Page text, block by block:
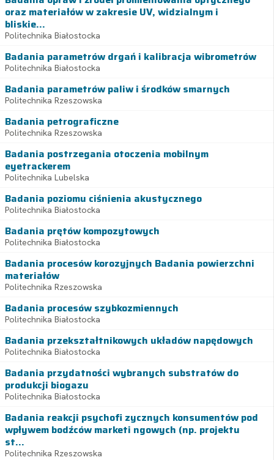
oraz materiałów w zakresie UV, widzialnym i
bliskie...
Politechnika Białostocka
Badania parametrów drgań i kalibracja wibrometrów
Politechnika Białostocka
Badania parametrów paliw i środków smarnych
Politechnika Rzeszowska
Badania petrograficzne
Politechnika Rzeszowska
Badania postrzegania otoczenia mobilnym
eyetrackerem
Politechnika Lubelska
Badania poziomu ciśnienia akustycznego
Politechnika Białostocka
Badania prętów kompozytowych
Politechnika Białostocka
Badania procesów korozyjnych Badania powierzchni
materiałów
Politechnika Rzeszowska
Badania procesów szybkozmiennych
Politechnika Białostocka
Badania przekształtnikowych układów napędowych
Politechnika Białostocka
Badania przydatności wybranych substratów do
produkcji biogazu
Politechnika Białostocka
Badania reakcji psychofi zycznych konsumentów pod
wpływem bodźców marketi ngowych (np. projektu
st...
Politechnika Rzeszowska